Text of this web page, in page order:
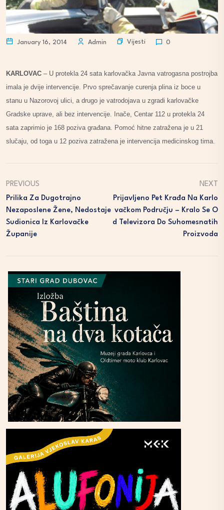
January 16, 2014 Admin Vijesti 0
KARLOVAC – U protekla 24 sata karlovačka Javna vatrogasna postrojba
imala je dvije intervencije. Prvo sprečavanje curenja plina iz boce u
stanu u Nazorovoj ulici, a drugo je vatrodojava u zgradi karlovačke
Gradske uprave, ali bez intervencije. Inače, Centar 112 u protekla 24
sata zaprimio je 168 poziva građana. Pomoć hitne zatražena je u 21
slučaju, od toga u 12 poziva zatražena je intervencija medicinskog tima.
PREVIOUS
Prilika Za Dugotrajno
Nezaposlene Žene, Nedostaje
Sudionica Iz Karlovačke
Županije
NEXT
Prijavljeno Pet Krađa Na Karlo
Vačkom Području – Kralo Se O
D Televizora Do Suhomesnatih
Proizvoda